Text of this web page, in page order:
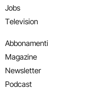
Jobs
Television
Abbonamenti
Magazine
Newsletter
Podcast